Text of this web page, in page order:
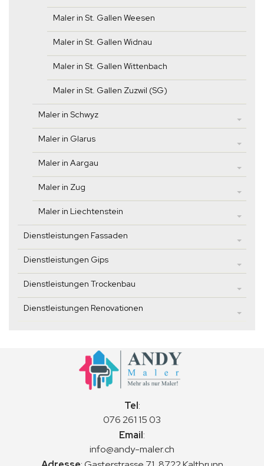
Maler in St. Gallen Weesen
Maler in St. Gallen Widnau
Maler in St. Gallen Wittenbach
Maler in St. Gallen Zuzwil (SG)
Maler in Schwyz
Maler in Glarus
Maler in Aargau
Maler in Zug
Maler in Liechtenstein
Dienstleistungen Fassaden
Dienstleistungen Gips
Dienstleistungen Trockenbau
Dienstleistungen Renovationen
Tel:
076 261 15 03
Email:
info@andy-maler.ch